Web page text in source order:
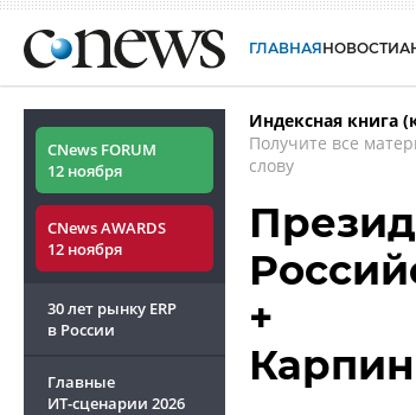
ГЛАВНАЯНОВОСТИ
CNews FORUM
12 ноября
CNews AWARDS
12 ноября
30 лет рынку ERP
в России
Главные
ИТ-сценарии 2026
Индексная книга
Получите все
слову
+